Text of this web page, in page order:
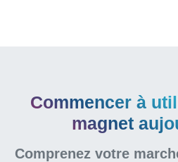
Commencer à
magnet
Comprenez votre